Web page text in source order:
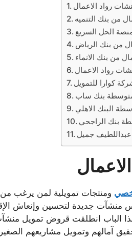
رواد الاعمال
الحل السريع
من بنك الانماء
كوارا للتمويل
بنك ساب
البنك الاهلي
بنك الراجحي
جميل
ومنتجات تمويلية لمن يرغب من
منشآت جديدة لتحسين وإنعاش
الباب انطلقت قروض تمويل
آمالهم وتمويل مشاريعهم